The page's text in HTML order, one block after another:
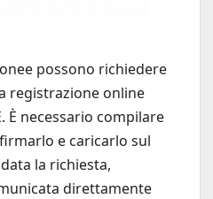
possono richiedere
registrazione online
È necessario compilare
e caricarlo sul
la richiesta,
direttamente